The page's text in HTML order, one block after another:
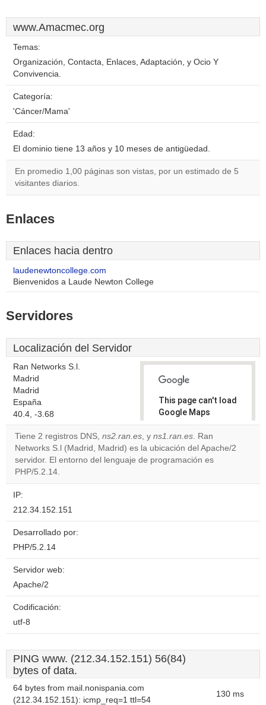
www.Amacmec.org
Temas:
Organización, Contacta, Enlaces, Adaptación, y Ocio Y
Convivencia.
Categoría:
'Cáncer/Mama'
Edad:
El dominio tiene 13 años y 10 meses de antigüedad.
En promedio 1,00 páginas son vistas, por un estimado de 5
visitantes diarios.
Enlaces
Enlaces hacia dentro
laudenewtoncollege.com
Bienvenidos a Laude Newton College
Servidores
Localización del Servidor
Ran Networks S.l.
Madrid
Madrid
España
40.4, -3.68
This page can't load
Google Maps
correctly.
Do you
own this
Tiene 2 registros DNS, ns2.ran.es, y ns1.ran.es. Ran
Networks S.l (Madrid, Madrid) es la ubicación del Apache/2
servidor. El entorno del lenguaje de programación es
PHP/5.2.14.
IP:
212.34.152.151
Desarrollado por:
PHP/5.2.14
Servidor web:
Apache/2
Codificación:
utf-8
PING www. (212.34.152.151) 56(84)
bytes of data.
64 bytes from mail.nonispania.com
(212.34.152.151): icmp_req=1 ttl=54
130 ms